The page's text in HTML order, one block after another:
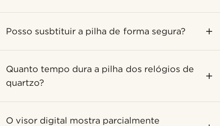
Posso susbtituir a pilha de forma segura?
Quanto tempo dura a pilha dos relógios de
quartzo?
O visor digital mostra parcialmente